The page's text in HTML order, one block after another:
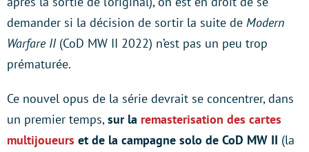
demander si la décision de sortir la suite de Modern
Warfare II (CoD MW II 2022) n’est pas un peu trop
prématurée.
Ce nouvel opus de la série devrait se concentrer, dans
un premier temps,sur la remasterisation des cartes
multijoueurs et de la campagne solo de CoD MW II (la